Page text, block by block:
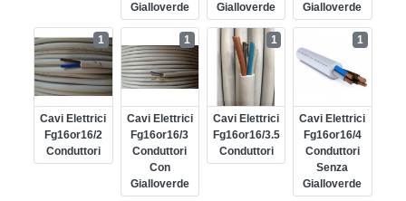
Gialloverde
Gialloverde
Gialloverde
Cavi Elettrici
Fg16or16/2
Conduttori
1
Cavi Elettrici
Fg16or16/3
Conduttori
Con
Gialloverde
1
Cavi Elettrici
Fg16or16/3.5
Conduttori
1
Cavi Elettrici
Fg16or16/4
Conduttori
Senza
Gialloverde
1